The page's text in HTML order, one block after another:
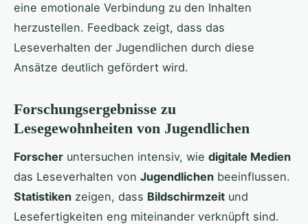
eine emotionale Verbindung zu den Inhalten
herzustellen. Feedback zeigt, dass das
Leseverhalten der Jugendlichen durch diese
Ansätze deutlich gefördert wird.
Forschungsergebnisse zu
Lesegewohnheiten von Jugendlichen
Forscher untersuchen intensiv, wie digitale Medien
das Leseverhalten von Jugendlichen beeinflussen.
Statistiken zeigen, dass Bildschirmzeit und
Lesefertigkeiten eng miteinander verknüpft sind.